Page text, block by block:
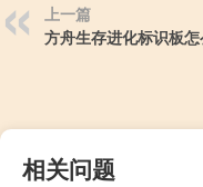
上一篇
方舟生存进化标识板怎
相关问题